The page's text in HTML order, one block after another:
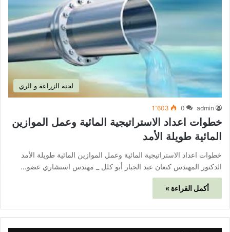
لجنة الزراعة و الري
admin
0 1٬603
خطوات اعداد الاستراتيجية المائية وعمل الموازين
المائية طويلة الأمد
خطوات اعداد الاستراتيجية المائية وعمل الموازين المائية طويلة الأمد
الدكتور المهندس كنعان عبد الجبار أبو كلل _ مهندس استشاري عضو…
أكمل القراءة »